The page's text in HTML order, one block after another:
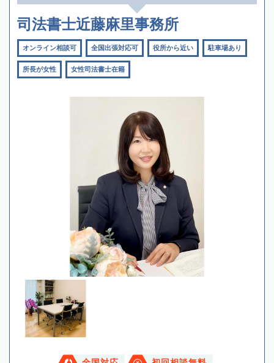
司法書士近藤麻里事務所
オンライン相談可 全国出張対応可 役所から近い 駐車場あり
所長が女性 女性司法書士在籍